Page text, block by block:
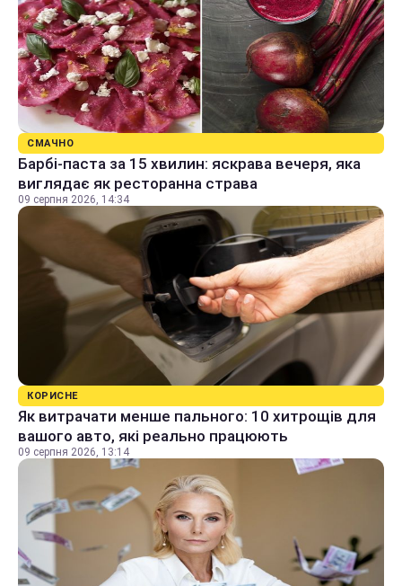
СМАЧНО
Барбі-паста за 15 хвилин: яскрава вечеря, яка
виглядає як ресторанна страва
09 серпня 2026, 14:34
КОРИСНЕ
Як витрачати менше пального: 10 хитрощів для
вашого авто, які реально працюють
09 серпня 2026, 13:14